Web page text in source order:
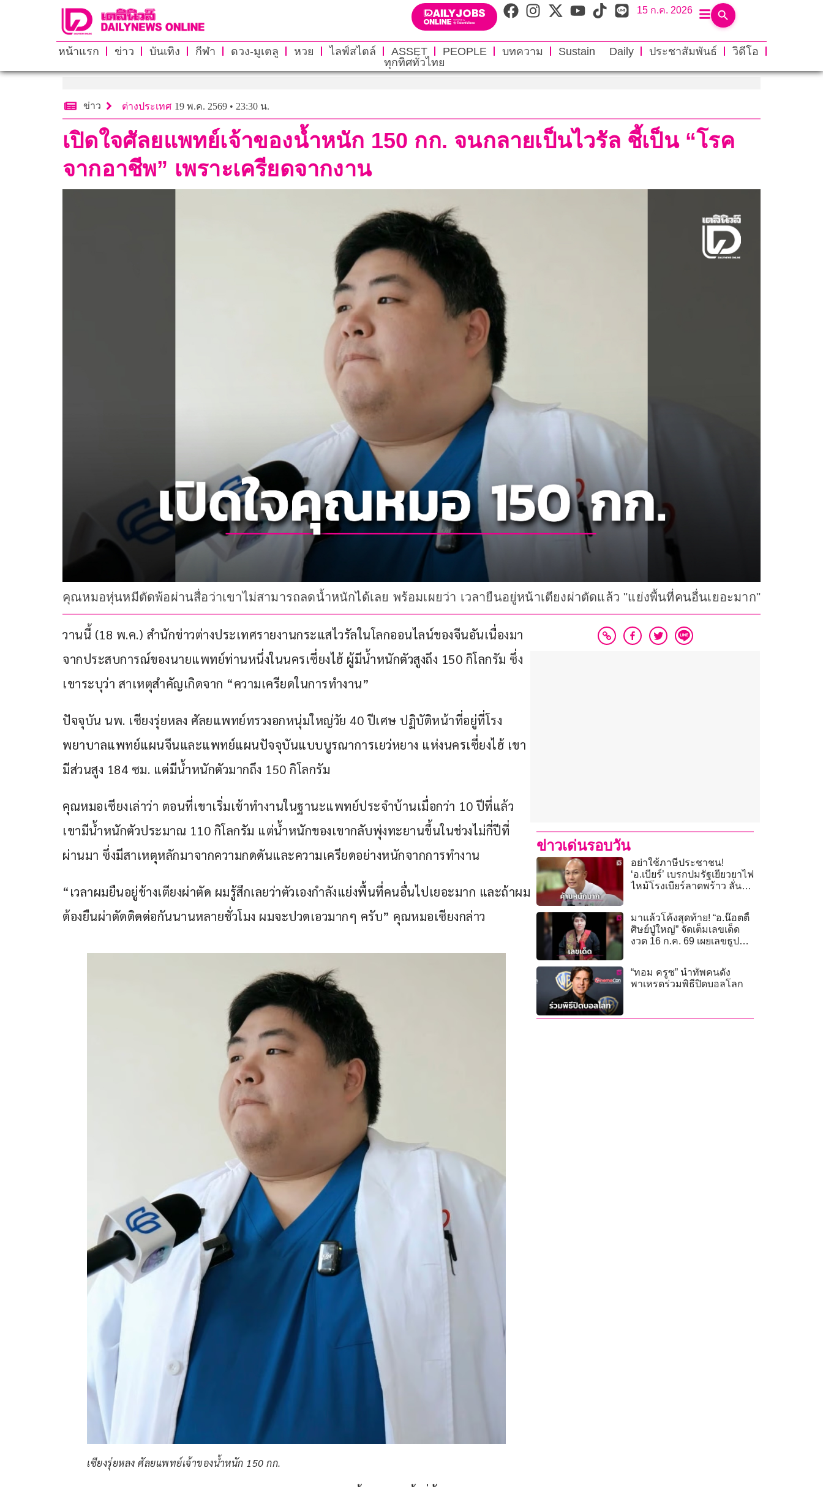
15 ก.ค. 2026
หน้าแรก ข่าว บันเทิง กีฬา ดวง-มูเตลู หวย ไลฟ์สไตล์ ASSET PEOPLE บทความ Sustain Daily ประชาสัมพันธ์
วิดีโอ
ทุกทิศทั่วไทย
ข่าว ต่างประเทศ 19 พ.ค. 2569 • 23:30 น.
เปิดใจศัลยแพทย์เจ้าของน้ำหนัก 150 กก. จนกลายเป็นไวรัล ชี้เป็น “โรค
จากอาชีพ” เพราะเครียดจากงาน
คุณหมอหุ่นหมีตัดพ้อผ่านสื่อว่าเขาไม่สามารถลดน้ำหนักได้เลย พร้อมเผยว่า เวลายืนอยู่หน้าเตียงผ่าตัดแล้ว "แย่งพื้นที่คนอื่นเยอะมาก"
วานนี้ (18 พ.ค.) สำนักข่าวต่างประเทศรายงานกระแสไวรัลในโลกออนไลน์ของจีนอันเนื่องมา
จากประสบการณ์ของนายแพทย์ท่านหนึ่งในนครเซี่ยงไฮ้ ผู้มีน้ำหนักตัวสูงถึง 150 กิโลกรัม ซึ่ง
เขาระบุว่า สาเหตุสำคัญเกิดจาก “ความเครียดในการทำงาน”
ปัจจุบัน นพ. เซียงรุ่ยหลง ศัลยแพทย์ทรวงอกหนุ่มใหญ่วัย 40 ปีเศษ ปฏิบัติหน้าที่อยู่ที่โรง
พยาบาลแพทย์แผนจีนและแพทย์แผนปัจจุบันแบบบูรณาการเยว่หยาง แห่งนครเซี่ยงไฮ้ เขา
มีส่วนสูง 184 ซม. แต่มีน้ำหนักตัวมากถึง 150 กิโลกรัม
คุณหมอเซียงเล่าว่า ตอนที่เขาเริ่มเข้าทำงานในฐานะแพทย์ประจำบ้านเมื่อกว่า 10 ปีที่แล้ว
เขามีน้ำหนักตัวประมาณ 110 กิโลกรัม แต่น้ำหนักของเขากลับพุ่งทะยานขึ้นในช่วงไม่กี่ปีที่
ผ่านมา ซึ่งมีสาเหตุหลักมาจากความกดดันและความเครียดอย่างหนักจากการทำงาน
“เวลาผมยืนอยู่ข้างเตียงผ่าตัด ผมรู้สึกเลยว่าตัวเองกำลังแย่งพื้นที่คนอื่นไปเยอะมาก และถ้าผม
ต้องยืนผ่าตัดติดต่อกันนานหลายชั่วโมง ผมจะปวดเอวมากๆ ครับ” คุณหมอเซียงกล่าว
เซียงรุ่ยหลง ศัลยแพทย์เจ้าของน้ำหนัก 150 กก.
ข่าวเด่นรอบวัน
อย่าใช้ภาษีประชาชน!
‘อ.เบียร์’ เบรกปมรัฐเยียวยาไฟ
ไหม้โรงเบียร์ลาดพร้าว ลั่น
มาแล้วโค้งสุดท้าย! “อ.น๊อตตี้
ศิษย์ปู่ใหญ่” จัดเต็มเลขเด็ด
งวด 16 ก.ค. 69 เผยเลขธูปปู่ 3
“ทอม ครูซ” นำทัพคนดัง
พาเหรดร่วมพิธีปิดบอลโลก